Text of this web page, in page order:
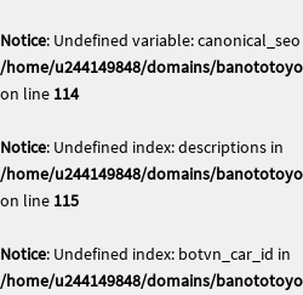
Notice: Undefined variable:
/home/u244149848/domains/
on line 114
Notice: Undefined index: descriptions in
/home/u244149848/domains/
on line 115
Notice: Undefined index: botvn_car_id in
/home/u244149848/domains/